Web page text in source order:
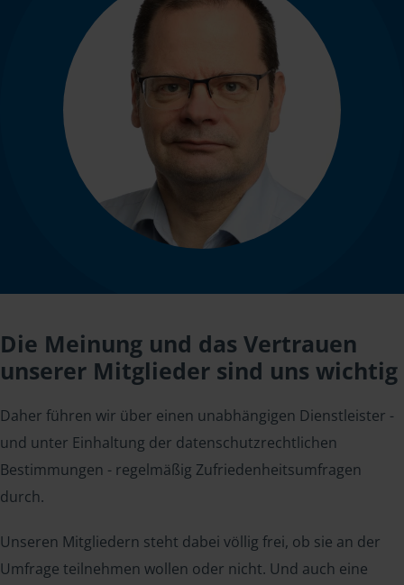
Die Meinung und das Vertrauen
unserer Mitglieder sind uns wichtig
Daher führen wir über einen unabhängigen Dienstleister -
und unter Einhaltung der datenschutzrechtlichen
Bestimmungen - regelmäßig Zufriedenheitsumfragen
durch.
Unseren Mitgliedern steht dabei völlig frei, ob sie an der
Umfrage teilnehmen wollen oder nicht. Und auch eine